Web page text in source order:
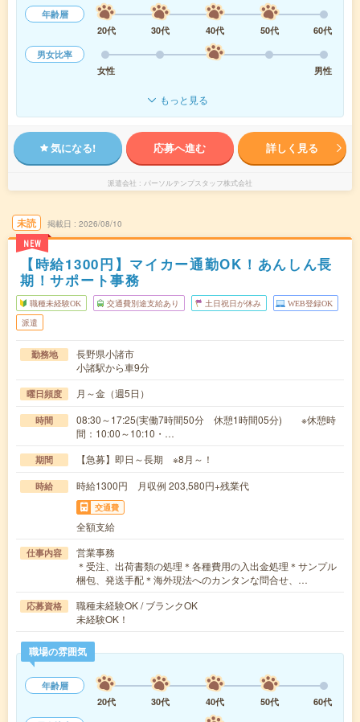
年齢層
20代
30代 40代 50代
60代
男女比率
女性
男性
もっと見る
気になる! 応募へ進む 詳しく見る
派遣会社 パーソルテンプスタッフ株式会社
未読
NEW
掲載日 2026/08/10
【時給1300円】マイカー通勤OK！あんしん長
期！サポート事務
職種未経験OK 交通費別途支給あり 土日祝日が休み WEB登録OK
派遣
勤務地
長野県小諸市
小諸駅から車9分
曜日頻度 月～金（週5日）
時間
08:30～17:25(実働7時間50分 休憩1時間05分) ※休憩時
間：10:00～10:10・…
期間 【急募】即日～長期 ※8月～！
時給 時給1300円 月収例 203,580円+残業代
交通費
全額支給
仕事内容
営業事務
＊受注、出荷書類の処理＊各種費用の入出金処理＊サンプル
梱包、発送手配＊海外現法へのカンタンな問合せ、…
応募資格
職種未経験OK / ブランクOK
未経験OK！
職場の雰囲気
年齢層
20代
30代 40代 50代
60代